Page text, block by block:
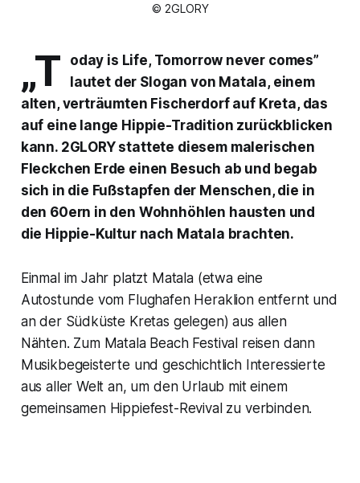
© 2GLORY
„T
oday is Life, Tomorrow never comes”
lautet der Slogan von Matala, einem
alten, verträumten Fischerdorf auf Kreta, das
auf eine lange Hippie-Tradition zurückblicken
kann. 2GLORY stattete diesem malerischen
Fleckchen Erde einen Besuch ab und begab
sich in die Fußstapfen der Menschen, die in
den 60ern in den Wohnhöhlen hausten und
die Hippie-Kultur nach Matala brachten.
Einmal im Jahr platzt Matala (etwa eine
Autostunde vom Flughafen Heraklion entfernt und
an der Südküste Kretas gelegen) aus allen
Nähten. Zum Matala Beach Festival reisen dann
Musikbegeisterte und geschichtlich Interessierte
aus aller Welt an, um den Urlaub mit einem
gemeinsamen Hippiefest-Revival zu verbinden.